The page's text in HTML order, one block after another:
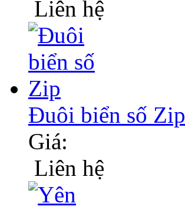
Liên hệ
Đuôi biển số Zip
Giá:
Liên hệ